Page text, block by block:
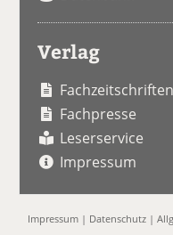
Verlag
Fachzeitschriften
Fachpresse
Leserservice
Impressum
Impressum | Datenschutz |